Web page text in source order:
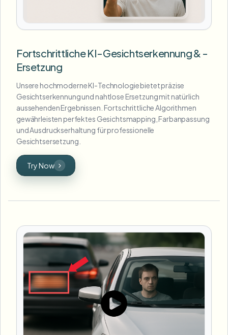
Fortschrittliche KI-Gesichtserkennung & -
Ersetzung
Unsere hochmoderne KI-Technologie bietet präzise
Gesichtserkennung und nahtlose Ersetzung mit natürlich
aussehenden Ergebnissen. Fortschrittliche Algorithmen
gewährleisten perfektes Gesichtsmapping, Farbanpassung
und Ausdruckserhaltung für professionelle
Gesichtsersetzung.
Try Now